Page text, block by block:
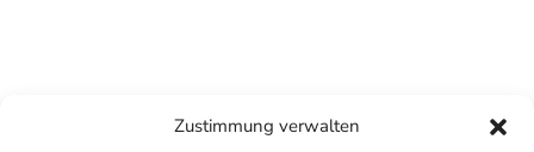
Zustimmung verwalten